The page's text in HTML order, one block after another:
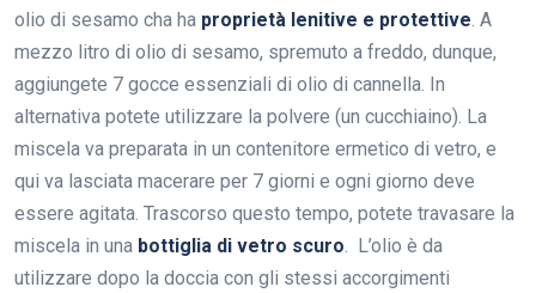
olio di sesamo cha ha proprietà lenitive e protettive . A
mezzo litro di olio di sesamo, spremuto a freddo, dunque,
aggiungete 7 gocce essenziali di olio di cannella. In
alternativa potete utilizzare la polvere (un cucchiaino). La
miscela va preparata in un contenitore ermetico di vetro, e
qui va lasciata macerare per 7 giorni e ogni giorno deve
essere agitata. Trascorso questo tempo, potete travasare la
miscela in una bottiglia di vetro scuro . L’olio è da
utilizzare dopo la doccia con gli stessi accorgimenti